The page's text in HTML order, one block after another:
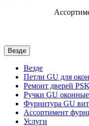
Везде
Везде
Петли GU для окон
Ремонт дверей
Ручки GU оконные
Фурнитура GU
Ассортимент
Услуги